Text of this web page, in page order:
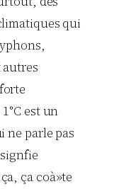
qui
autres
est un
ne parle pas
ça coà»te